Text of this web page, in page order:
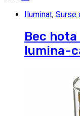
Iluminat, Surse
Bec hota
lumina-